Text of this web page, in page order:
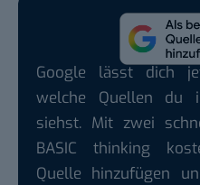
Google lässt dich
welche Quellen du
siehst. Mit zwei
BASIC thinking
Quelle hinzufügen